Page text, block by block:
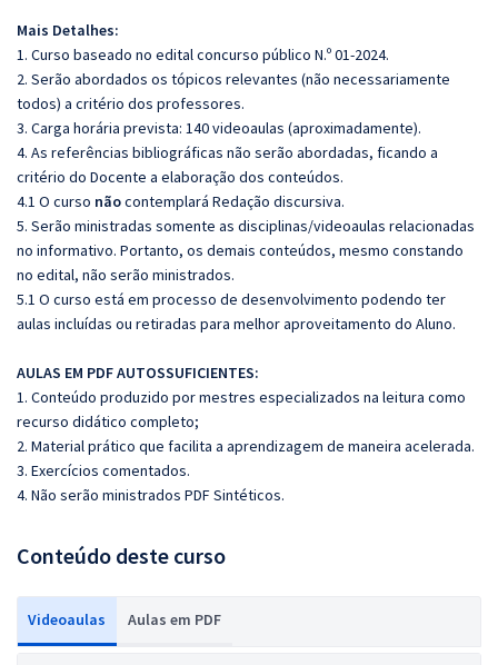
Mais Detalhes:
1. Curso baseado no edital concurso público N.º 01-2024.
2. Serão abordados os tópicos relevantes (não necessariamente
todos) a critério dos professores.
3. Carga horária prevista: 140 videoaulas (aproximadamente).
4. As referências bibliográficas não serão abordadas, ficando a
critério do Docente a elaboração dos conteúdos.
4.1 O curso nãocontemplará Redação discursiva.
5. Serão ministradas somente as disciplinas/videoaulas relacionadas
no informativo. Portanto, os demais conteúdos, mesmo constando
no edital, não serão ministrados.
5.1 O curso está em processo de desenvolvimento podendo ter
aulas incluídas ou retiradas para melhor aproveitamento do Aluno.
AULAS EM PDF AUTOSSUFICIENTES:
1. Conteúdo produzido por mestres especializados na leitura como
recurso didático completo;
2. Material prático que facilita a aprendizagem de maneira acelerada.
3. Exercícios comentados.
4. Não serão ministrados PDF Sintéticos.
Conteúdo deste curso
Videoaulas Aulas em PDF